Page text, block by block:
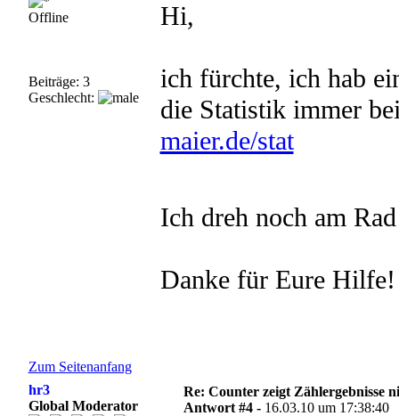
Offline
Beiträge: 3
Geschlecht:
Hi,
ich fürchte, ich hab
die Statistik immer
maier.de/stat
Ich dreh noch am
Danke für Eure Hilfe!
Zum Seitenanfang
hr3
Global Moderator
Re: Counter zeigt Zählergebnisse
Antwort #4 - 16.03.10 um 17:38:40